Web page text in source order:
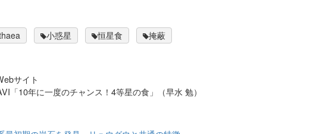
小惑星 恒星食 掩蔽
サイト
「10年に一度のチャンス！4等星の食」（早水 勉）